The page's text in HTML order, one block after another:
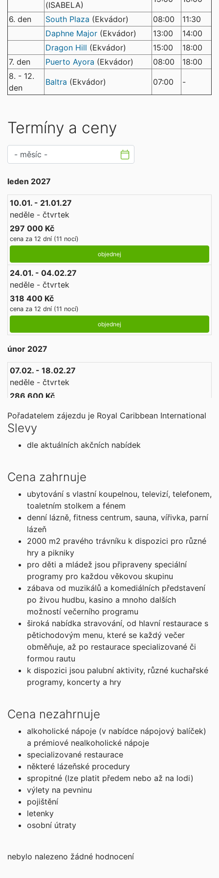
(ISABELA)
6. den South Plaza (Ekvádor) 08:00
11:30
Daphne Major (Ekvádor) 13:00
14:00
Dragon Hill (Ekvádor) 15:00
18:00
7. den
Puerto Ayora (Ekvádor) 08:00
18:00
8. - 12.
den
Baltra (Ekvádor) 07:00 -
Termíny a ceny
leden 2027
10.01. - 21.01.27
neděle - čtvrtek
297 000 Kč
cena za 12 dní (11 nocí)
objednej
24.01. - 04.02.27
neděle - čtvrtek
318 400 Kč
cena za 12 dní (11 nocí)
objednej
únor 2027
07.02. - 18.02.27
neděle - čtvrtek
286 600 Kč
objednej
21.02. - 04.03.27
cena za 12 dní (11 nocí)
objednej
březen 2027
07.03. - 18.03.27
neděle - čtvrtek
284 700 Kč
cena za 12 dní (11 nocí)
objednej
21.03. - 01.04.27
neděle - čtvrtek
268 700 Kč
cena za 12 dní (11 nocí)
duben 2027
neděle - čtvrtek
272 400 Kč
cena za 12 dní (11 nocí)
objednej
18.04. - 29.04.27
neděle - čtvrtek
283 100 Kč
cena za 12 dní (11 nocí)
květen 2027
Pořadatelem zájezdu je Royal Caribbean International
Slevy
dle aktuálních akčních nabídek
Cena zahrnuje
ubytování s vlastní koupelnou, televizí, telefonem,
toaletním stolkem a fénem
denní lázně, fitness centrum, sauna, vířivka, parní
lázeň
2000 m2 pravého trávníku k dispozici pro různé
hry a pikniky
pro děti a mládež jsou připraveny speciální
programy pro každou věkovou skupinu
zábava od muzikálů a komediálních představení
po živou hudbu, kasino a mnoho dalších
možností večerního programu
široká nabídka stravování, od hlavní restaurace s
pětichodovým menu, které se každý večer
obměňuje, až po restaurace specializované či
formou rautu
k dispozici jsou palubní aktivity, různé kuchařské
programy, koncerty a hry
Cena nezahrnuje
alkoholické nápoje (v nabídce nápojový balíček)
a prémiové nealkoholické nápoje
specializované restaurace
některé lázeňské procedury
spropitné (lze platit předem nebo až na lodi)
výlety na pevninu
pojištění
letenky
osobní útraty
nebylo nalezeno žádné hodnocení